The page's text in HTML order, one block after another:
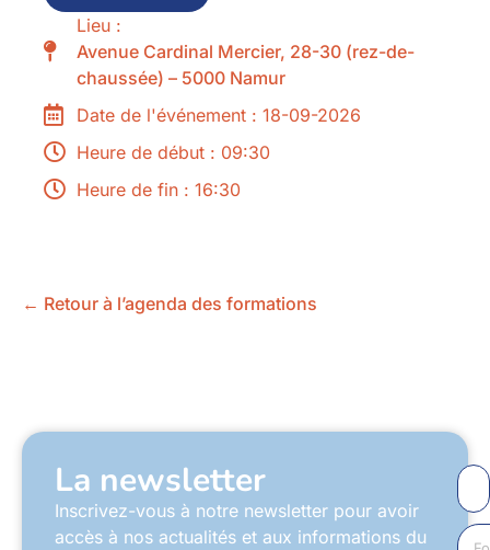
Lieu :
Avenue Cardinal Mercier, 28-30 (rez-de-
chaussée) – 5000 Namur
Date de l'événement : 18-09-2026
Heure de début : 09:30
Heure de fin : 16:30
← Retour à l’agenda des formations
La newsletter
Inscrivez-vous à notre newsletter pour avoir
accès à nos actualités et aux informations du